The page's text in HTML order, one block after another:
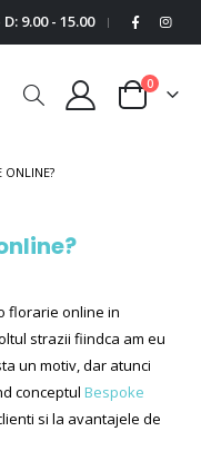
9.00 - 15.00 |
Cart
0
ONLINE?
florarie online in
strazii fiindca am eu
un motiv, dar atunci
conceptul Bespoke
si la avantajele de